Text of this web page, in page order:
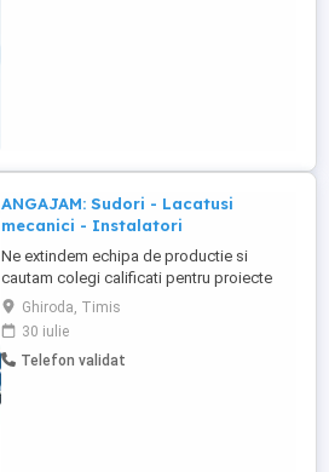
ANGAJAM: Sudori - Lacatusi
mecanici - Instalatori
Ne extindem echipa de productie si
cautam colegi calificati pentru proiecte
industriale de nisa, realizate la standarde
internationale (sisteme specializate pentru
industria de diving, inclusiv camere
hiperbare, sisteme de salvare din
Ghiroda, Timis
30 iulie
Telefon validat